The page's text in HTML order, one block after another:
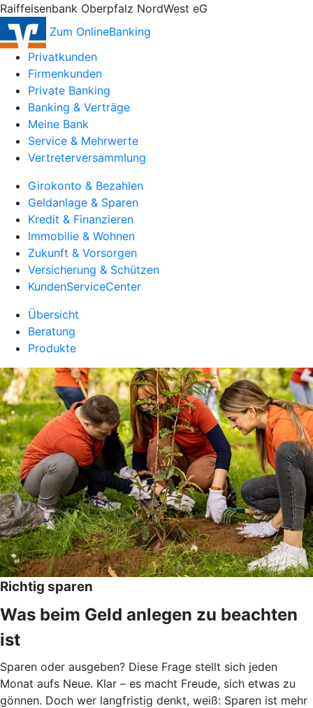
Raiffeisenbank Oberpfalz NordWest eG
Zum OnlineBanking
Privatkunden
Firmenkunden
Private Banking
Banking & Verträge
Meine Bank
Service & Mehrwerte
Vertreterversammlung
Girokonto & Bezahlen
Geldanlage & Sparen
Kredit & Finanzieren
Immobilie & Wohnen
Zukunft & Vorsorgen
Versicherung & Schützen
KundenServiceCenter
Übersicht
Beratung
Produkte
Richtig sparen
Was beim Geld anlegen zu beachten
ist
Sparen oder ausgeben? Diese Frage stellt sich jeden
Monat aufs Neue. Klar – es macht Freude, sich etwas zu
gönnen. Doch wer langfristig denkt, weiß: Sparen ist mehr